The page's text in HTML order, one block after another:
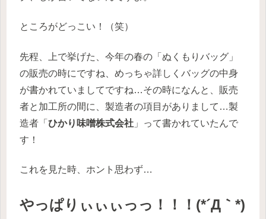
ところがどっこい！（笑）
先程、上で挙げた、今年の春の「ぬくもりバッグ」
の販売の時にですね、めっちゃ詳しくバッグの中身
が書かれていましてですね…その時になんと、販売
者と加工所の間に、製造者の項目がありまして…製
造者「 ひかり味噌株式会社 」って書かれていたんで
す！
これを見た時、ホント思わず…
やっぱりぃぃぃっっ！！！(*´Д｀*)